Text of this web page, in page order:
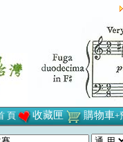
頁 收藏匣 購物車+